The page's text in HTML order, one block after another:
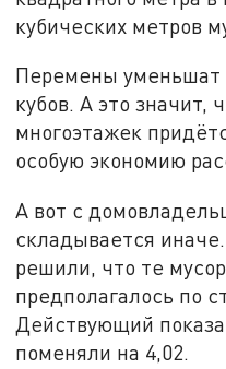
кубических метров
Перемены уменьшат
кубов. А это значит,
многоэтажек
особую экономию
А вот с
складывается
решили, что те
предполагалось по
Действующий
поменяли на 4,02.